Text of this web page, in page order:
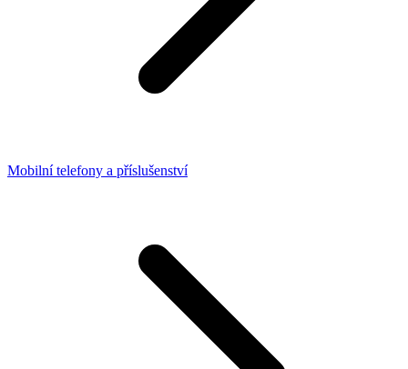
Mobilní telefony a příslušenství